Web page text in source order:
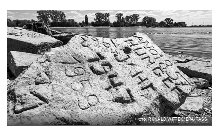
Фото: RONALD WITTEK/EPA/TASS